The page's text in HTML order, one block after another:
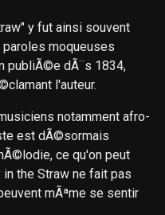
y fut ainsi souvent
moqueuses
publiÃ©e dÃ¨s 1834,
l'auteur.
notamment afro-
est dÃ©sormais
ce qu'on peut
the Straw ne fait pas
mÃªme se sentir